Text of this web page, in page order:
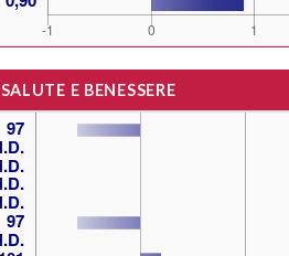
SALUTE E BENESSERE